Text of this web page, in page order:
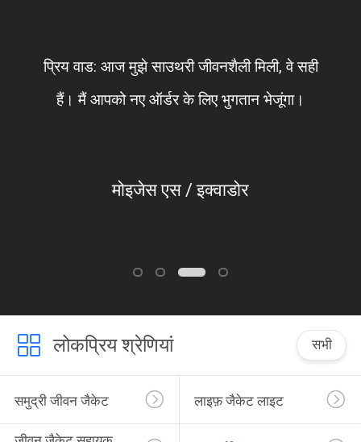
प्रिय वाड: आज मुझे साउथरी जीवनशैली मिली, वे सही
हैं। मैं आपको नए ऑर्डर के लिए भुगतान भेजूंगा।
मोइजेस एस / इक्वाडोर
लोकप्रिय श्रेणियां सभी
समुद्री जीवन जैकेट लाइफ़ जैकेट लाइट